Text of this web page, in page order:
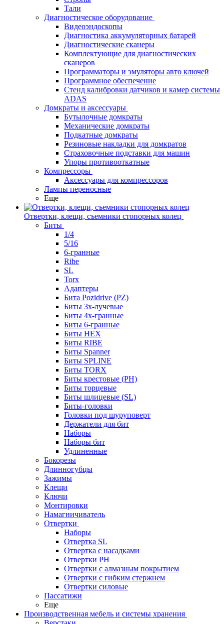
Тали
Диагностическое оборудование
Видеоэндоскопы
Диагностика аккумуляторных батарей
Диагностические сканеры
Комплектующие для диагностических
сканеров
Программаторы и эмуляторы авто ключей
Программное обеспечение
Стенд калибровки датчиков и камер системы
ADAS
Домкраты и аксессуары
Бутылочные домкраты
Механические домкраты
Подкатные домкраты
Резиновые накладки для домкратов
Страховочные подставки для машин
Упоры противооткатные
Компрессоры
Аксессуары для компрессоров
Лампы переносные
Еще
Отвертки, клещи, съемники стопорных колец
Биты
1/4
5/16
6-гранные
Ribe
SL
Torx
Адаптеры
Бита Pozidrive (PZ)
Биты 3х-лучевые
Биты 4х-гранные
Биты 6-гранные
Биты HEX
Биты RIBE
Биты Spanner
Биты SPLINE
Биты TORX
Биты крестовые (PH)
Биты торцевые
Биты шлицевые (SL)
Биты-головки
Головки под шуруповерт
Держатели для бит
Наборы
Наборы бит
Удлиненные
Бокорезы
Длинногубцы
Зажимы
Клещи
Ключи
Монтировки
Намагничиватель
Отвертки
Наборы
Отвертка SL
Отвертка с насадками
Отвертки PH
Отвертки с алмазным покрытием
Отвертки с гибким стержнем
Отвертки силовые
Пассатижи
Еще
Производственная мебель и системы хранения